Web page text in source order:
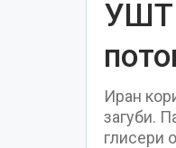
Иран
загуби.
глисери